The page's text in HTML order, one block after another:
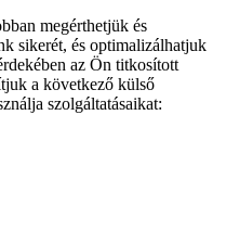
megérthetjük és
sikerét, és optimalizálhatjuk
az Ön titkosított
a következő külső
szolgáltatásaikat: